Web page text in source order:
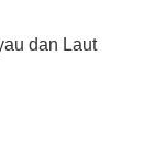
dan Laut